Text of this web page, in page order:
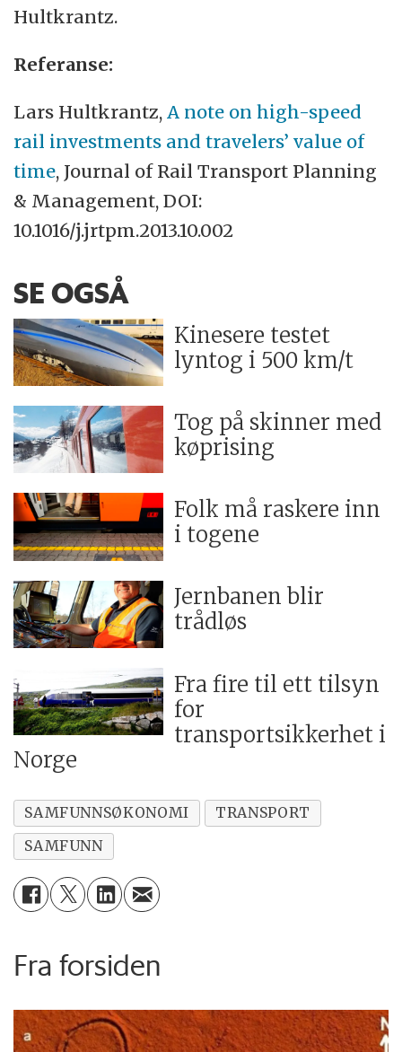
Hultkrantz.
Referanse:
Lars Hultkrantz,A note on high-speed
rail investments and travelers’ value of
time, Journal of Rail Transport Planning
& Management, DOI:
10.1016/j.jrtpm.2013.10.002
SE OGSÅ
Kinesere testet
lyntog i 500 km/t
Tog på skinner med
køprising
Folk må raskere inn
i togene
Jernbanen blir
trådløs
Fra fire til ett tilsyn
for
transportsikkerhet i
Norge
SAMFUNNSØKONOMI
TRANSPORT
SAMFUNN
Fra forsiden